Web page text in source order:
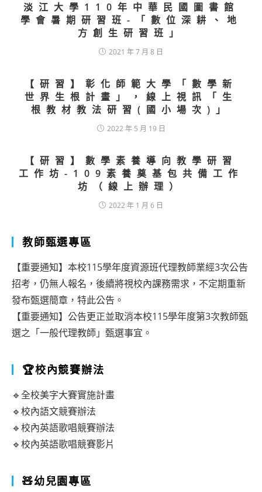
淡江大學110年中華民國圖書館
學會暑期研習班-「數位深耕、地
方創生研習班」
2021 年 7 月 8 日
【研習】彰化師範大學「數學新
世界生根計畫」，線上視訊「生
根教材教法研習(國小場次)」
2022 年 5 月 19 日
【研習】數學素養導向教學研習
工作坊-109素養奠基包共備工作
坊（線上辦理）
2022 年 1 月 6 日
教師甄選專區
【重要通知】本校115學年度資源班代理教師業經3次公告
招考，仍無人報名，後續將視校內課務需求，不定期重新
發布甄選簡章，特此公告。
【重要通知】公告更正並取消本校115學年度第3次教師甄
選之「一般代理教師」甄選事宜。
🏆校內競賽辦法
🔹全校美字大賽實施計畫
🔹校內語文競賽辦法
🔹校內英語歌唱競賽辦法
🔹校內英語歌唱競賽影片
🧸幼兒園專區